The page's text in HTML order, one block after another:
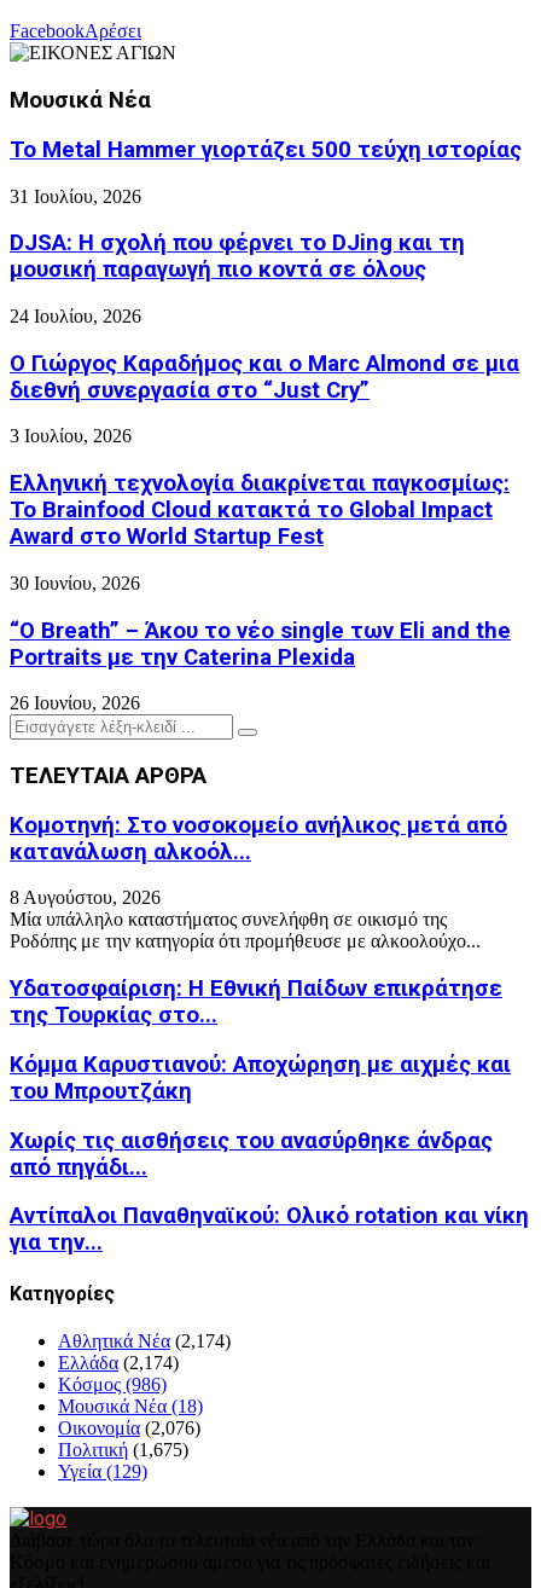
FacebookΑρέσει
Μουσικά Νέα
Το Metal Hammer γιορτάζει 500 τεύχη ιστορίας
31 Ιουλίου, 2026
DJSA: Η σχολή που φέρνει το DJing και τη
μουσική παραγωγή πιο κοντά σε όλους
24 Ιουλίου, 2026
Ο Γιώργος Καραδήμος και ο Marc Almond σε μια
διεθνή συνεργασία στο “Just Cry”
3 Ιουλίου, 2026
Ελληνική τεχνολογία διακρίνεται παγκοσμίως:
Το Brainfood Cloud κατακτά το Global Impact
Award στο World Startup Fest
30 Ιουνίου, 2026
“O Breath” – Άκου το νέο single των Eli and the
Portraits με την Caterina Plexida
26 Ιουνίου, 2026
Search
for:
Search
ΤΕΛΕΥΤΑΙΑ ΑΡΘΡΑ
Κομοτηνή: Στο νοσοκομείο ανήλικος μετά από
κατανάλωση αλκοόλ...
8 Αυγούστου, 2026
Μία υπάλληλο καταστήματος συνελήφθη σε οικισμό της
Ροδόπης με την κατηγορία ότι προμήθευσε με αλκοολούχο...
Υδατοσφαίριση: Η Εθνική Παίδων επικράτησε
της Τουρκίας στο...
Κόμμα Καρυστιανού: Αποχώρηση με αιχμές και
του Μπρουτζάκη
Χωρίς τις αισθήσεις του ανασύρθηκε άνδρας
από πηγάδι...
Αντίπαλοι Παναθηναϊκού: Ολικό rotation και νίκη
για την...
Kατηγορίες
Αθλητικά Νέα (2,174)
Ελλάδα (2,174)
Κόσμος (986)
Μουσικά Νέα (18)
Οικονομία (2,076)
Πολιτική (1,675)
Υγεία (129)